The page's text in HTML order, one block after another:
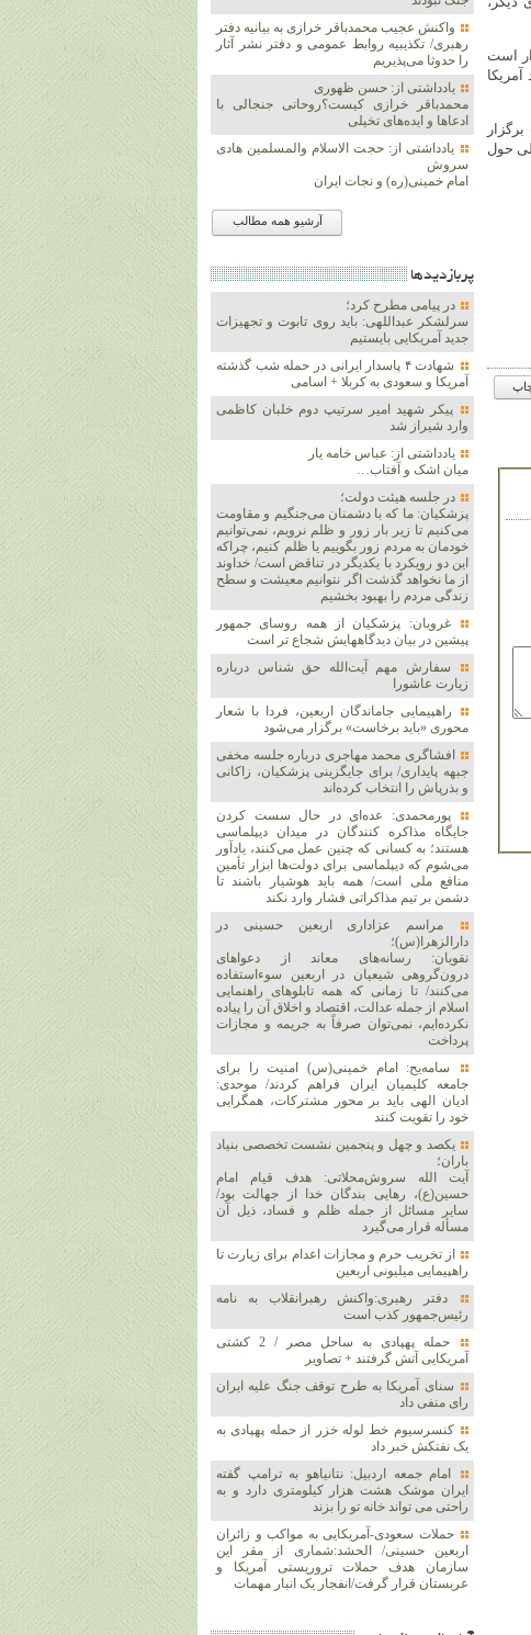
برگزار شود. قرار است
آذر هم خبرهای اصلی حول
واکنش عجیب محمدباقر خرازی به بیانیه دفتر
رهبری/ تکذیبیه روابط عمومی و دفتر نشر آثار
را حدوثا می‌پذیریم
یادداشتی از: حسن ظهوری
محمدباقر خرازی کیست؟روحانی جنجالی با
ادعاها و ایده‌های تخیلی
یادداشتی از: حجت الاسلام والمسلمین هادی
سروش
امام خمینی(ره) و نجات ایران
آرشیو همه مطالب
پربازديدها
در پیامی مطرح کرد؛
سرلشکر عبداللهی: باید روی تابوت و تجهیزات
جدید آمریکایی بایستیم
شهادت ۴ پاسدار ایرانی در حمله شب گذشته
آمریکا و سعودی به کربلا + اسامی
پیکر شهید امیر سرتیپ دوم خلبان کاظمی
وارد شیراز شد
یادداشتی از: عباس خامه یار
میان اشک و آفتاب…
در جلسه هیئت دولت؛
پزشکیان: ما که با دشمنان می‌جنگیم و مقاومت
می‌کنیم تا زیر بار زور و ظلم نرویم، نمی‌توانیم
خودمان به مردم زور بگوییم یا ظلم کنیم، چراکه
این دو رویکرد با یکدیگر در تناقض است/ خداوند
از ما نخواهد گذشت اگر نتوانیم معیشت و سطح
زندگی مردم را بهبود بخشیم
غرویان: پزشکیان از همه روسای جمهور
پیشین در بیان دیدگاههایش شجاع تر است
سفارش مهم آیت‌الله حق شناس درباره
زیارت عاشورا
راهپیمایی جاماندگان اربعین، فردا با شعار
محوری «باید برخاست» برگزار می‌شود
افشاگری محمد مهاجری درباره جلسه مخفی
جبهه پایداری/ برای جایگزینی پزشکیان، زاکانی
و بذرپاش را انتخاب کرده‌اند
پورمحمدی: عده‌ای در حال سست کردن
جایگاه مذاکره کنندگان در میدان دیپلماسی
هستند؛ به کسانی که چنین عمل می‌کنند، یادآور
می‌شوم که دیپلماسی برای دولت‌ها ابزار تأمین
منافع ملی است/ همه باید هوشیار باشند تا
دشمن بر تیم مذاکراتی فشار وارد نکند
مراسم عزاداری اربعین حسینی در
دارالزهرا(س)؛
نقویان: رسانه‌های معاند از دعواهای
درون‌گروهی شیعیان در اربعین سوءاستفاده
می‌کنند/ تا زمانی که همه تابلوهای راهنمایی
اسلام از جمله عدالت، اقتصاد و اخلاق آن را پیاده
نکرده‌ایم، نمی‌توان صرفاً به جریمه و مجازات
پرداخت
سامه‌یح: امام خمینی(س) امنیت را برای
جامعه کلیمیان ایران فراهم کردند/ موحدی:
ادیان الهی باید بر محور مشترکات، همگرایی
خود را تقویت کنند
یکصد و چهل و پنجمین نشست تخصصی بنیاد
باران؛
آیت الله سروش‌محلاتی: هدف قیام امام
حسین(ع)، رهایی بندگان خدا از جهالت بود/
سایر مسائل از جمله ظلم و فساد، ذیل آن
مسأله قرار می‌گیرد
از تخریب حرم و مجازات اعدام برای زیارت تا
راهپیمایی میلیونی اربعین
دفتر رهبری:واکنش رهبرانقلاب به نامه
رئیس‌جمهور کذب است
حمله پهپادی به ساحل مصر / 2 کشتی
آمریکایی آتش گرفتند + تصاویر
سنای آمریکا به طرح توقف جنگ علیه ایران
رای منفی داد
کنسرسیوم خط لوله خزر از حمله پهپادی به
یک نفتکش خبر داد
امام جمعه اردبیل: نتانیاهو به ترامپ گفته
ایران موشک هشت هزار کیلومتری دارد و به
راحتی می تواند خانه تو را بزند
حملات سعودی-آمریکایی به مواکب و زائران
اربعین حسینی/ الحشد:شماری از مقر این
سازمان هدف حملات تروریستی آمریکا و
عربستان قرار گرفت/انفجار یک انبار مهمات